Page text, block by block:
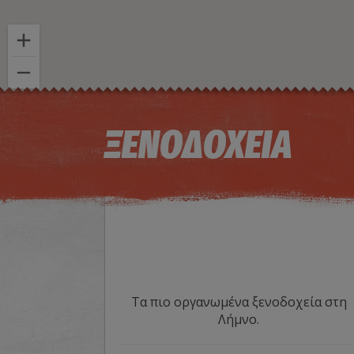
ΞΕΝΟΔΟΧΕΙΑ
Τα πιο οργανωμένα ξενοδοχεία στη
Λήμνο.